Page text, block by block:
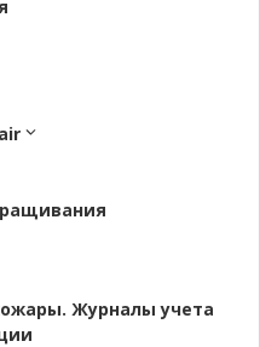
Журналы учета